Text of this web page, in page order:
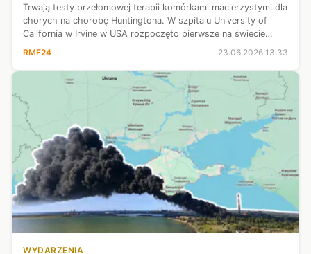
Trwają testy przełomowej terapii komórkami macierzystymi dla
chorych na chorobę Huntingtona. W szpitalu University of
California w Irvine w USA rozpoczęto pierwsze na świecie
badanie kliniczne, w którym do terapii tej choroby
RMF24 23.06.2026 13:33
WYDARZENIA